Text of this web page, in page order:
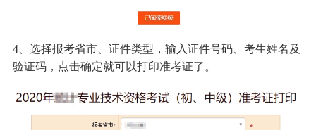
4、选择报考省市、证件类型，输入证件号码、考生姓名及
验证码，点击确定就可以打印准考证了。